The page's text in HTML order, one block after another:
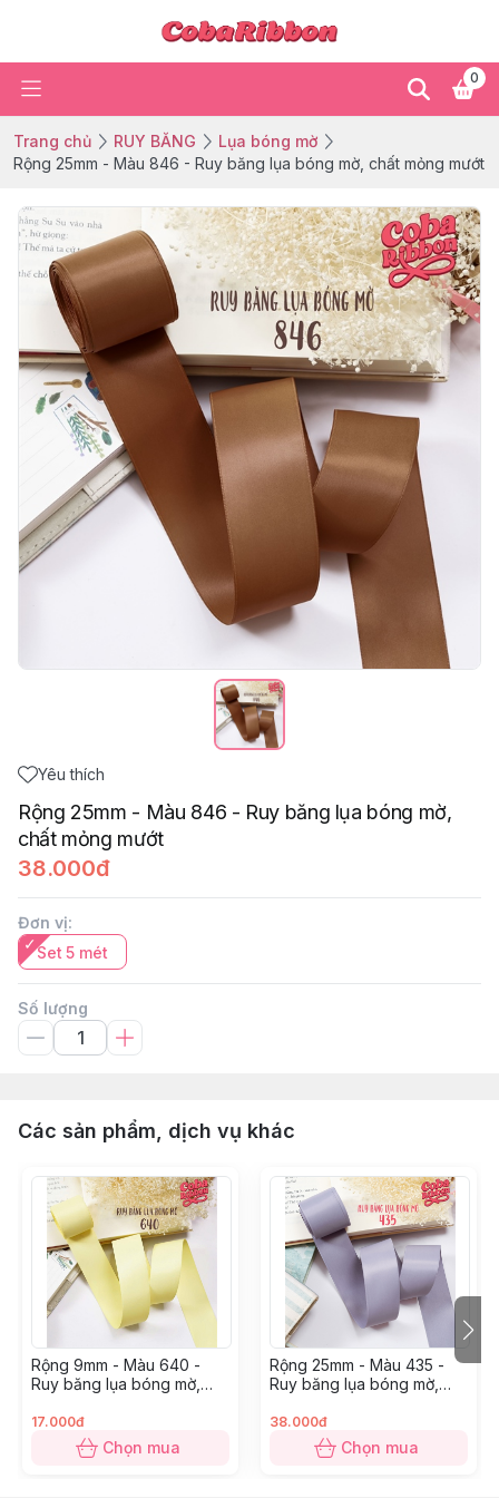
0
Trang chủ RUY BĂNG
Lụa bóng mờ
Rộng 25mm - Màu 846 - Ruy băng lụa bóng mờ, chất mỏng mướt
Yêu thích
Rộng 25mm - Màu 846 - Ruy băng lụa bóng mờ,
chất mỏng mướt
38.000đ
Đơn vị:
Set 5 mét
Số lượng
Các sản phẩm, dịch vụ khác
Rộng 9mm - Màu 640 -
Ruy băng lụa bóng mờ,
17.000đ
Chọn mua
Rộng 25mm - Màu 435 -
Ruy băng lụa bóng mờ,
38.000đ
Chọn mua